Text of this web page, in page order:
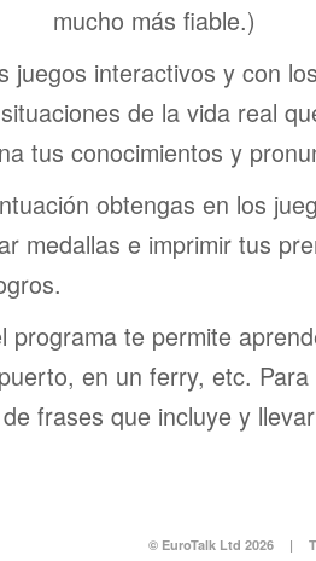
mucho más fiable.)
juegos interactivos y con
de la vida real
tus conocimientos y
obtengas en los
medallas e imprimir tus
programa te permite
en un ferry, etc.
frases que incluye y
© EuroTalk Ltd 2026 |